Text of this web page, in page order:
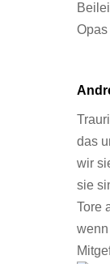
Opas
das
wir
sie
Tore